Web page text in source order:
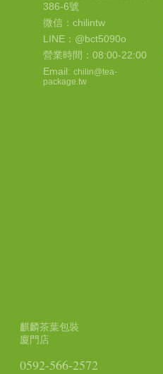
386-6號
微信：chilintw
LINE：@bct5090o
營業時間：08:00-22:00
Email: chilin@tea-
package.tw
麒麟茶葉包裝
廈門店
0592-566-2572